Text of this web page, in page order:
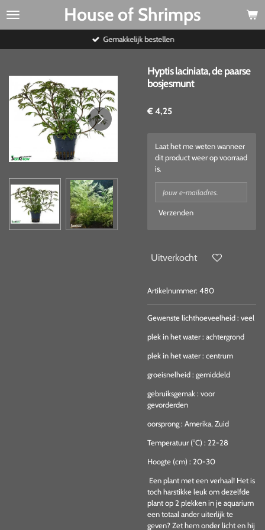
Ga
House of Shrimps
Gemakkelijk bestellen
Hyptis laciniata, de paarse
bosjesmunt
€ 4,25
Laat het me weten wanneer
dit product weer op voorraad
is.
Verzenden
Uitverkocht
Artikelnummer: 480
Gewenste lichthoeveelheid: veel
plek in het water: achtergrond
plek in het water: centrum
groeisnelheid: gemiddeld
gebruiksgemak: voor
gevorderden
oorsprong: Amerika, Zuid
Temperatuur (°C) : 22-28
Hoogte (cm) : 20-30
Een plant met een verhaal! Het is
toch harstikke leuk om dezelfde
plant op 2 plekken in je aquarium
een totaal ander uiterlijk te
geven? Zet hem onder licht en hij